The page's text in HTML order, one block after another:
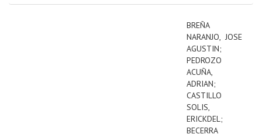
BREÑA
NARANJO, JOSE
AGUSTIN;
PEDROZO
ACUÑA,
ADRIAN;
CASTILLO
SOLIS,
ERICKDEL;
BECERRA